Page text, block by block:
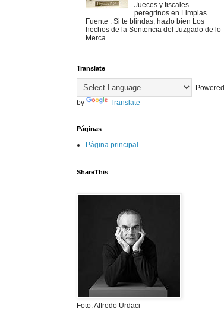
Jueces y fiscales
peregrinos en Limpias.
Fuente . Si te blindas, hazlo bien Los
hechos de la Sentencia del Juzgado de lo
Merca...
Translate
Powered
by
Translate
Páginas
Página principal
ShareThis
Foto: Alfredo Urdaci